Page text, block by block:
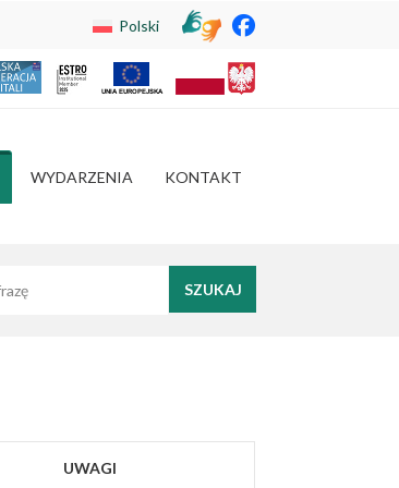
Polski
WYDARZENIA KONTAKT
UWAGI